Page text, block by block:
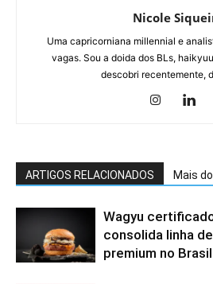
Nicole
Uma capricorniana millennial e
vagas. Sou a doida dos BLs,
descobri recentemente,
ARTIGOS RELACIONADOS Mais
Wagyu
consolida linha
premium no Brasil